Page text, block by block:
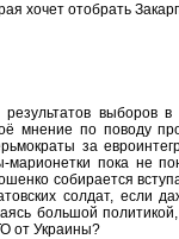
хочет отобрать
результатов
мнение по поводу
за
марионетки пока не
собирается
солдат, если
большой
от Украины?